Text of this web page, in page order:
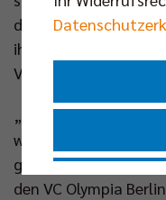
die Playoff-
ihnen auch im letzten
Viertelfinale dann
„Sie werden mit
wir, schließlich waren
gefordert und
den VC Olympia
Nur